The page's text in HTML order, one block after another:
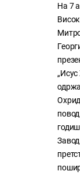
На 7